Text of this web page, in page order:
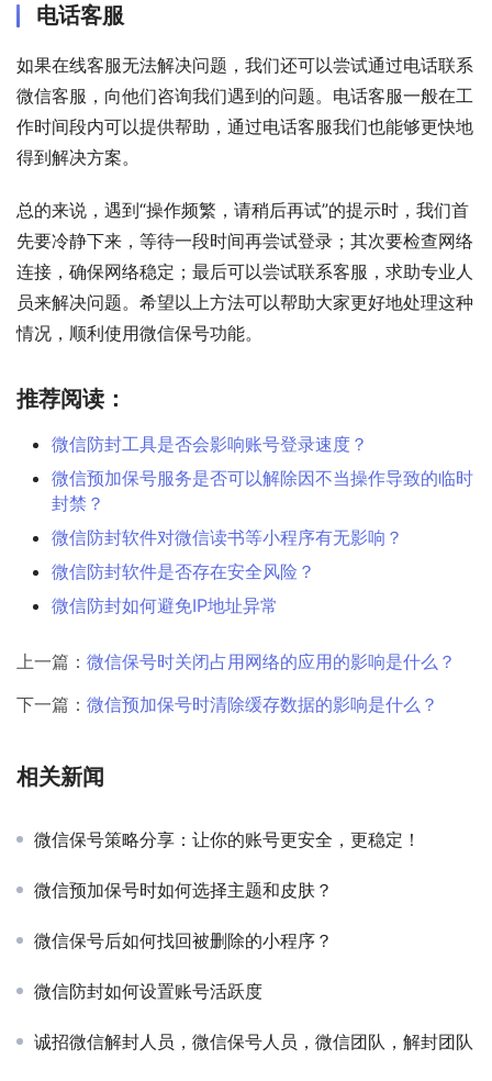
电话客服
如果在线客服无法解决问题，我们还可以尝试通过电话联系
微信客服，向他们咨询我们遇到的问题。电话客服一般在工
作时间段内可以提供帮助，通过电话客服我们也能够更快地
得到解决方案。
总的来说，遇到“操作频繁，请稍后再试”的提示时，我们首
先要冷静下来，等待一段时间再尝试登录；其次要检查网络
连接，确保网络稳定；最后可以尝试联系客服，求助专业人
员来解决问题。希望以上方法可以帮助大家更好地处理这种
情况，顺利使用微信保号功能。
推荐阅读：
微信防封工具是否会影响账号登录速度？
微信预加保号服务是否可以解除因不当操作导致的临时
封禁？
微信防封软件对微信读书等小程序有无影响？
微信防封软件是否存在安全风险？
微信防封如何避免IP地址异常
上一篇： 微信保号时关闭占用网络的应用的影响是什么？
下一篇： 微信预加保号时清除缓存数据的影响是什么？
相关新闻
微信保号策略分享：让你的账号更安全，更稳定！
微信预加保号时如何选择主题和皮肤？
微信保号后如何找回被删除的小程序？
微信防封如何设置账号活跃度
诚招微信解封人员，微信保号人员，微信团队，解封团队